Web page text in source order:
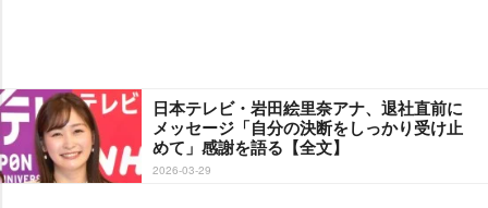
日本テレビ・岩田絵里奈アナ、退社直前に
メッセージ「自分の決断をしっかり受け止
めて」感謝を語る【全文】
2026-03-29